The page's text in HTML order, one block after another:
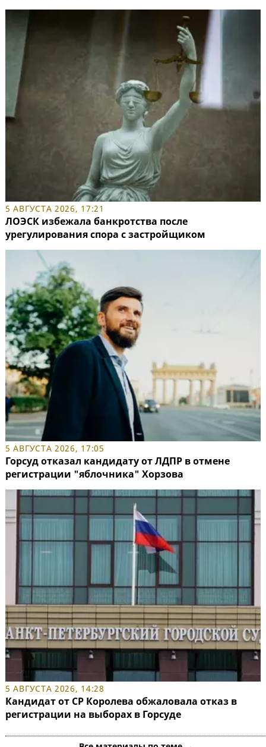
5 АВГУСТА 2026, 17:21
ЛОЭСК избежала банкротства после
урегулирования спора с застройщиком
5 АВГУСТА 2026, 17:05
Горсуд отказал кандидату от ЛДПР в отмене
регистрации "яблочника" Хорзова
5 АВГУСТА 2026, 14:28
Кандидат от СР Королева обжаловала отказ в
регистрации на выборах в Горсуде